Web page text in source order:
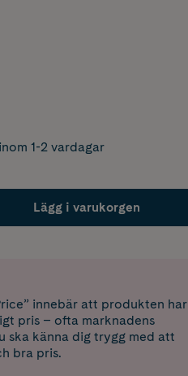
1-2 vardagar
Lägg i varukorgen
innebär att produkten har
pris – ofta marknadens
ska känna dig trygg med att
bra pris.